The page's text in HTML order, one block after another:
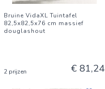
Bruine VidaXL Tuintafel
82,5x82,5x76 cm massief
douglashout
2 prijzen € 81,24